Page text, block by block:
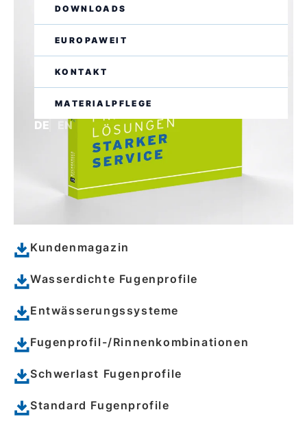
DOWNLOADS
EUROPAWEIT
KONTAKT
MATERIALPFLEGE
DE EN
Kundenmagazin
Wasserdichte Fugenprofile
Entwässerungssysteme
Fugenprofil-/Rinnenkombinationen
Schwerlast Fugenprofile
Standard Fugenprofile